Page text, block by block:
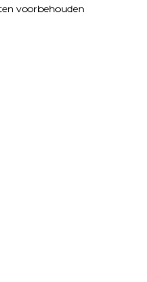
voorbehouden